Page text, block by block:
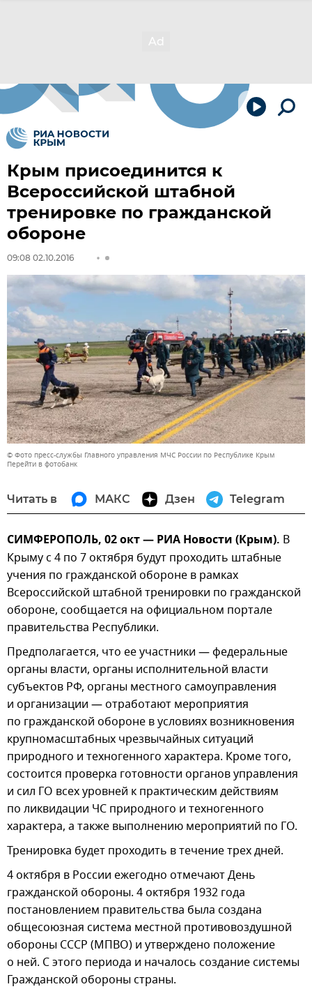
Крым присоединится к
Всероссийской штабной
тренировке по гражданской
обороне
09:08 02.10.2016
© Фото пресс-службы Главного управления МЧС России по Республике Крым
Перейти в фотобанк
Читать в МАКС Дзен Telegram
СИМФЕРОПОЛЬ, 02 окт — РИА Новости (Крым). В
Крыму с 4 по 7 октября будут проходить штабные
учения по гражданской обороне в рамках
Всероссийской штабной тренировки по гражданской
обороне, сообщается на официальном портале
правительства Республики.
Предполагается, что ее участники — федеральные
органы власти, органы исполнительной власти
субъектов РФ, органы местного самоуправления
и организации — отработают мероприятия
по гражданской обороне в условиях возникновения
крупномасштабных чрезвычайных ситуаций
природного и техногенного характера. Кроме того,
состоится проверка готовности органов управления
и сил ГО всех уровней к практическим действиям
по ликвидации ЧС природного и техногенного
характера, а также выполнению мероприятий по ГО.
Тренировка будет проходить в течение трех дней.
4 октября в России ежегодно отмечают День
гражданской обороны. 4 октября 1932 года
постановлением правительства была создана
общесоюзная система местной противовоздушной
обороны СССР (МПВО) и утверждено положение
о ней. С этого периода и началось создание системы
Гражданской обороны страны.